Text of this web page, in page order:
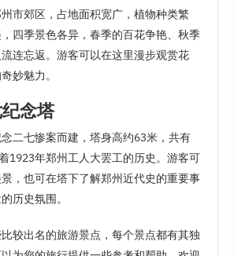
市郊区，占地面积宽广，植物种类繁
四季景色各异，春季的百花争艳、秋季
连忘返。游客可以在这里漫步观赏花
妙魅力。
念塔
二七惨案而建，塔身高约63米，共有
1923年郑州工人大罢工的历史。游客可
，也可在塔下了解郑州近代史的重要事
历史氛围。
较出名的旅游景点，每个景点都有其独